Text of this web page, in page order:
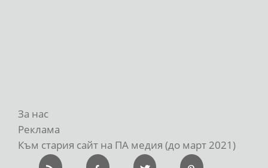
За нас
Реклама
Към стария сайт на ПА медия (до март 2021)